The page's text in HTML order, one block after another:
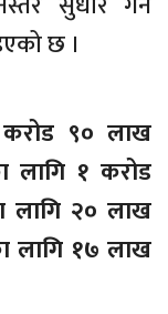
छ ।
करोड ९० लाख
लागि १ करोड
लागि २० लाख
लागि १७ लाख